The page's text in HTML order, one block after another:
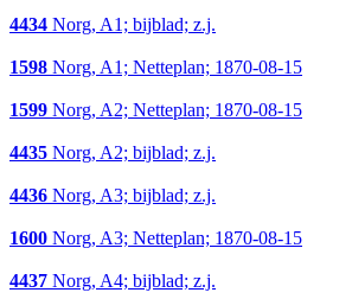
4434 Norg, A1; bijblad; z.j.
1598 Norg, A1; Netteplan; 1870-08-15
1599 Norg, A2; Netteplan; 1870-08-15
4435 Norg, A2; bijblad; z.j.
4436 Norg, A3; bijblad; z.j.
1600 Norg, A3; Netteplan; 1870-08-15
4437 Norg, A4; bijblad; z.j.